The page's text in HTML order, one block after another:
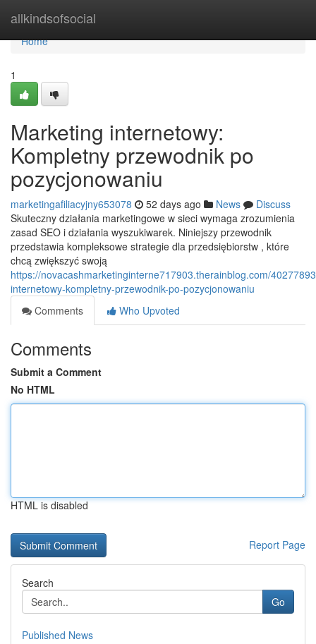
allkindsofsocial
Home
Home
1
Marketing internetowy:
Kompletny przewodnik po
pozycjonowaniu
marketingafiliacyjny653078 52 days ago News
Discuss
Skuteczny działania marketingowe w sieci wymaga zrozumienia
zasad SEO i działania wyszukiwarek. Niniejszy przewodnik
przedstawia kompleksowe strategie dla przedsiębiorstw , które
chcą zwiększyć swoją
https://novacashmarketinginterne717903.therainblog.com/
internetowy-kompletny-przewodnik-po-pozycjonowaniu
Comments
Who Upvoted
Comments
Submit a Comment
No HTML
HTML is disabled
Report Page
Search
Go
Published News